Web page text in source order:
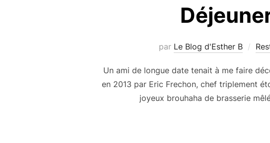
par Le Blog d'Esther B
Un ami de longue date tenait à me faire
en 2013 par Eric Frechon, chef triplement
joyeux brouhaha de brasserie